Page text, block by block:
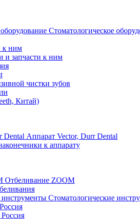
Стоматологическое
к ним
и запчасти к ним
чистки зубов
Китай)
Аппарат Vector, Durr Dental
к аппарату
Отбеливание ZOOM
Стоматологические